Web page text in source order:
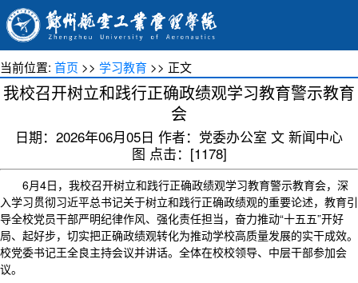
当前位置: 首页 >> 学习教育 >> 正文
我校召开树立和践行正确政绩观学习教育警示教育
会
日期：2026年06月05日 作者：党委办公室 文 新闻中心
图 点击：[1178]
6月4日，我校召开树立和践行正确政绩观学习教育警示教育会，深
入学习贯彻习近平总书记关于树立和践行正确政绩观的重要论述，教育引
导全校党员干部严明纪律作风、强化责任担当，奋力推动“十五五”开好
局、起好步，切实把正确政绩观转化为推动学校高质量发展的实干成效。
校党委书记王全良主持会议并讲话。全体在校校领导、中层干部参加会
议。